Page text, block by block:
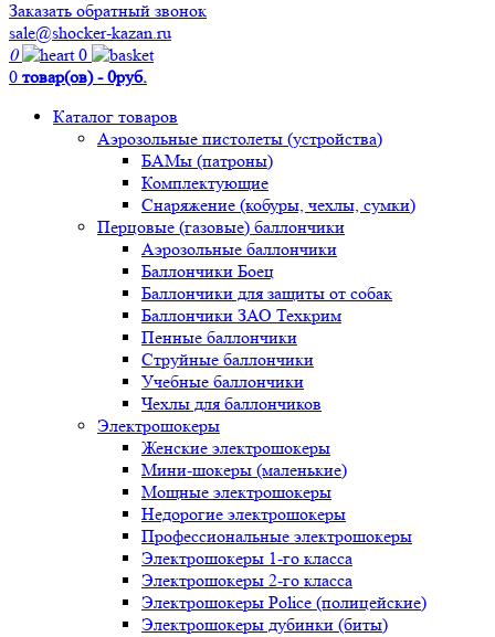
Заказать обратный звонок
sale@shocker-kazan.ru
0
0
0 товар(ов) - 0руб.
Каталог товаров
Аэрозольные пистолеты (устройства)
БАМы (патроны)
Комплектующие
Снаряжение (кобуры, чехлы, сумки)
Перцовые (газовые) баллончики
Аэрозольные баллончики
Баллончики Боец
Баллончики для защиты от собак
Баллончики ЗАО Техкрим
Пенные баллончики
Струйные баллончики
Учебные баллончики
Чехлы для баллончиков
Электрошокеры
Женские электрошокеры
Мини-шокеры (маленькие)
Мощные электрошокеры
Недорогие электрошокеры
Профессиональные электрошокеры
Электрошокеры 1-го класса
Электрошокеры 2-го класса
Электрошокеры Police (полицейские)
Электрошокеры дубинки (биты)